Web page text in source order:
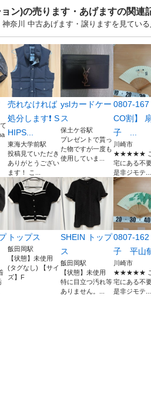
ン)の売ります・あげますの関連
奈川 中古あげます・譲りますを見てい
売れなければ
処分します❗️ S
HIPS...
東海大学前駅
投稿見ていただき
ありがとうござい
ます！ こ...
yslカードケー
ス
保土ケ谷駅
プレゼントで貰っ
た物ですが一度も
使用していま...
0807-167
CO割】
子 ...
川崎市
★★★★★
宅にある不
是非ジモテ...
トップス
飯田岡駅
【状態】未使用
(タグなし) 【サイ
ズ】F
SHEIN トップ
ス
飯田岡駅
【状態】未使用
特に目立つ汚れ等
ありません。...
0807-162
子 平山
川崎市
★★★★★
宅にある不
是非ジモテ...